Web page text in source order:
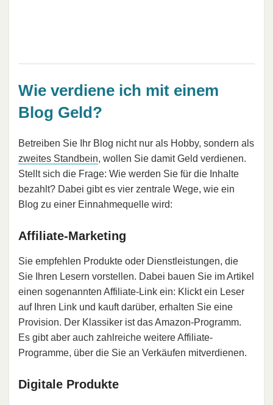
Wie verdiene ich mit einem
Blog Geld?
Betreiben Sie Ihr Blog nicht nur als Hobby, sondern als
zweites Standbein, wollen Sie damit Geld verdienen.
Stellt sich die Frage: Wie werden Sie für die Inhalte
bezahlt? Dabei gibt es vier zentrale Wege, wie ein
Blog zu einer Einnahmequelle wird:
Affiliate-Marketing
Sie empfehlen Produkte oder Dienstleistungen, die
Sie Ihren Lesern vorstellen. Dabei bauen Sie im Artikel
einen sogenannten Affiliate-Link ein: Klickt ein Leser
auf Ihren Link und kauft darüber, erhalten Sie eine
Provision. Der Klassiker ist das Amazon-Programm.
Es gibt aber auch zahlreiche weitere Affiliate-
Programme, über die Sie an Verkäufen mitverdienen.
Digitale Produkte